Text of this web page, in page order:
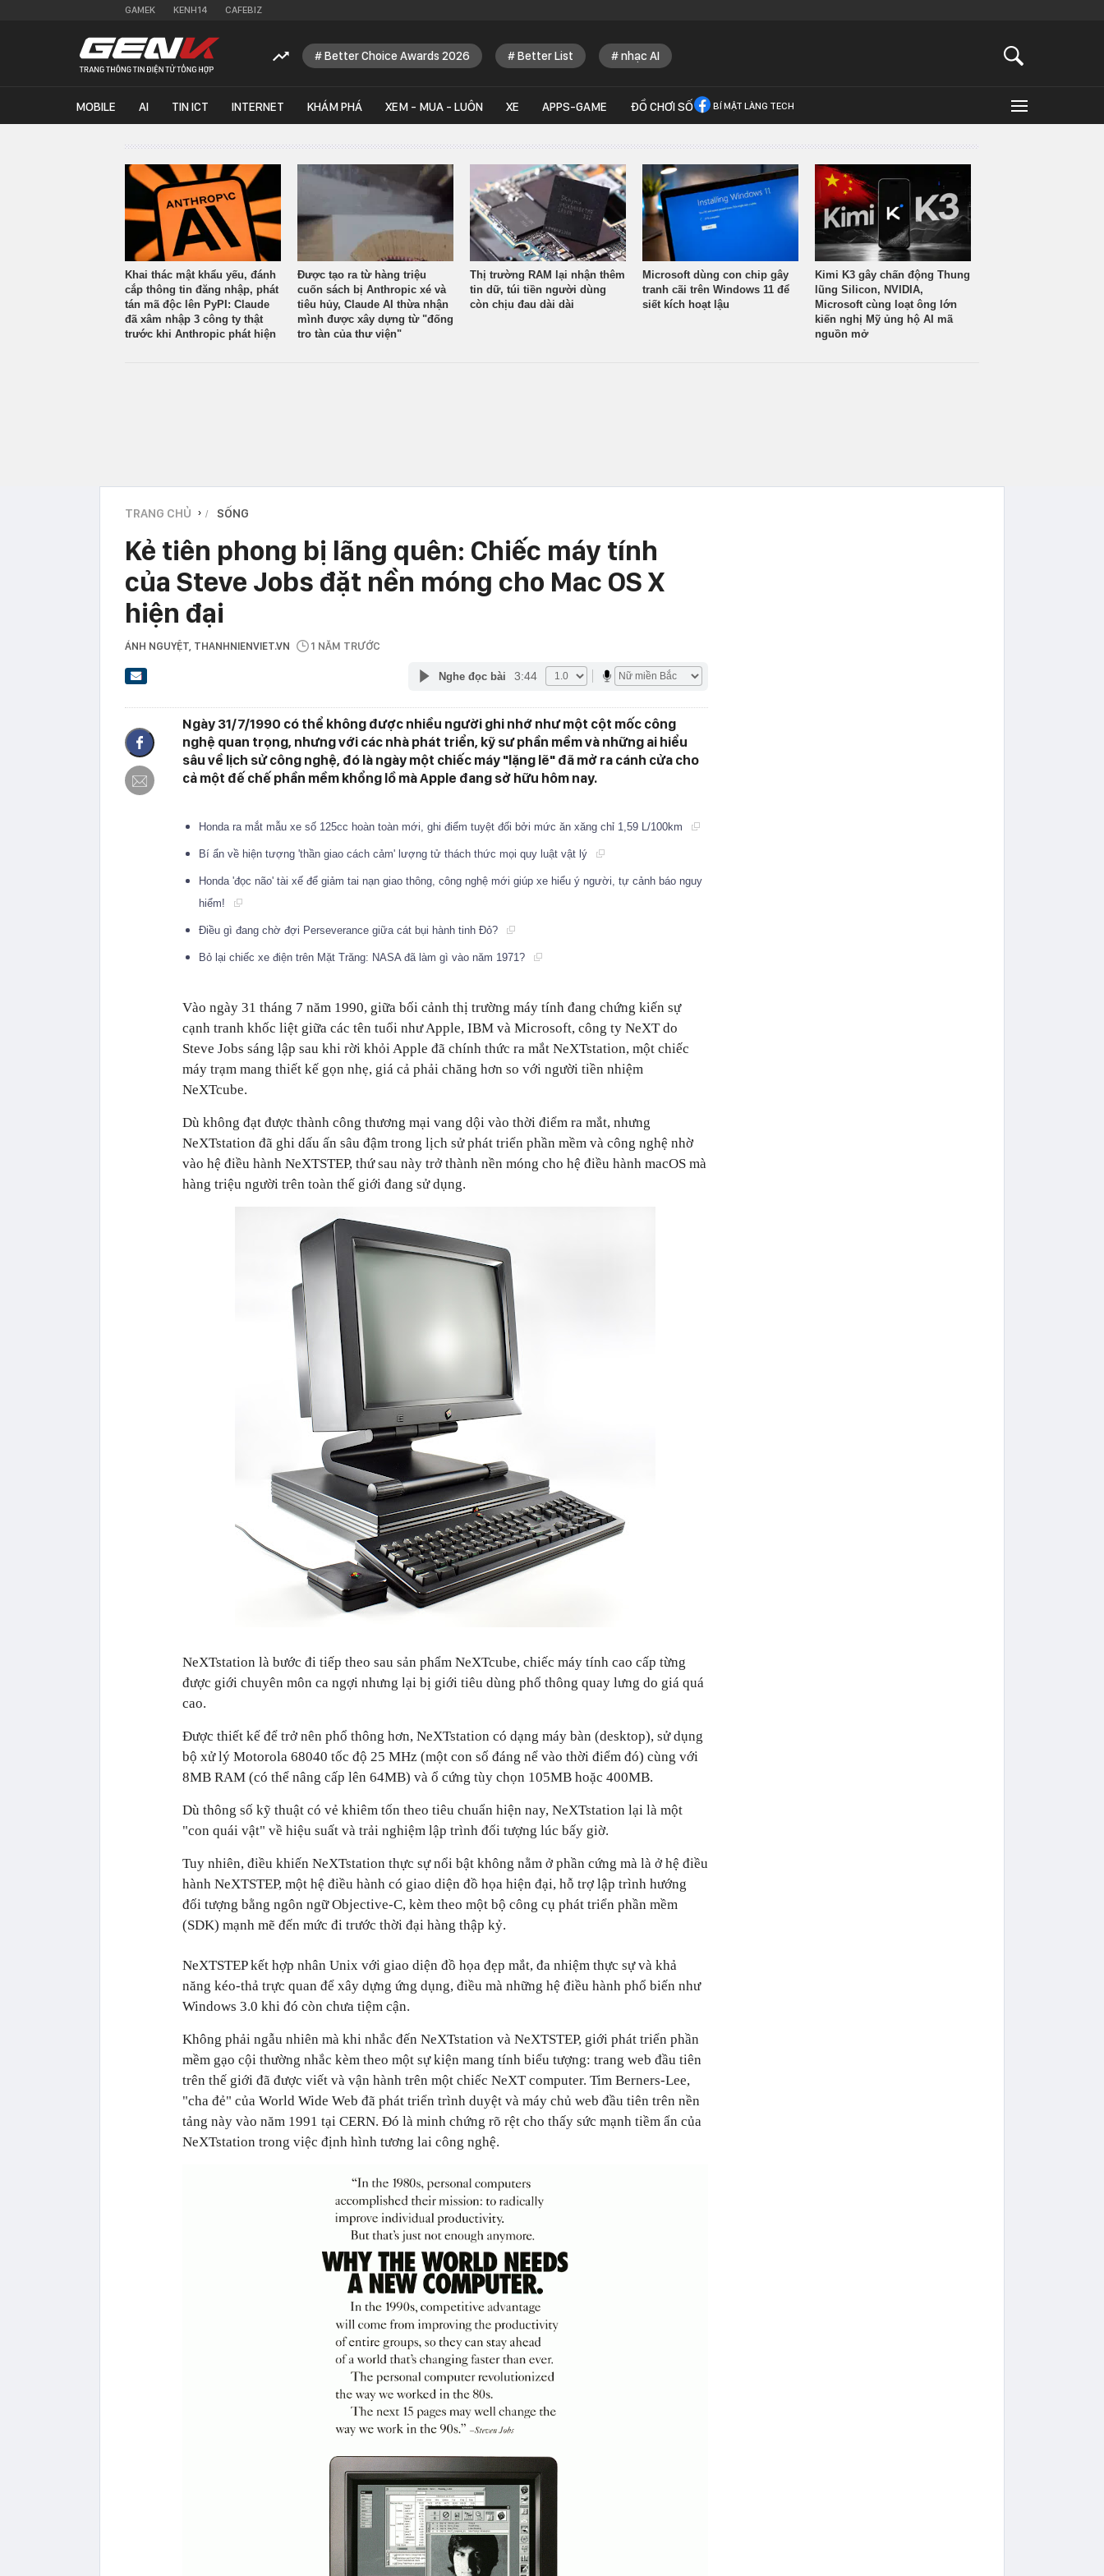
GAMEK KENH14 CAFEBIZ
Better Choice Awards 2026 Better List nhạc AI
MOBILE AI TIN ICT INTERNET KHÁM PHÁ XEM - MUA - LUÔN XE APPS-GAME ĐỒ CHƠI SỐ BÍ MẬT LÀNG TECH
Khai thác mật khẩu yếu, đánh
cắp thông tin đăng nhập, phát
tán mã độc lên PyPI: Claude
đã xâm nhập 3 công ty thật
trước khi Anthropic phát hiện
Được tạo ra từ hàng triệu
cuốn sách bị Anthropic xé và
tiêu hủy, Claude AI thừa nhận
mình được xây dựng từ "đống
tro tàn của thư viện"
Thị trường RAM lại nhận thêm
tin dữ, túi tiền người dùng
còn chịu đau dài dài
Microsoft dùng con chip gây
tranh cãi trên Windows 11 để
siết kích hoạt lậu
Kimi K3 gây chấn động Thung
lũng Silicon, NVIDIA,
Microsoft cùng loạt ông lớn
kiến nghị Mỹ ủng hộ AI mã
nguồn mở
TRANG CHỦ › SỐNG
Kẻ tiên phong bị lãng quên: Chiếc máy tính
của Steve Jobs đặt nền móng cho Mac OS X
hiện đại
ÁNH NGUYỆT , THANHNIENVIET.VN 1 NĂM TRƯỚC
Nghe đọc bài 3:44
Ngày 31/7/1990 có thể không được nhiều người ghi nhớ như một cột mốc công
nghệ quan trọng, nhưng với các nhà phát triển, kỹ sư phần mềm và những ai hiểu
sâu về lịch sử công nghệ, đó là ngày một chiếc máy "lặng lẽ" đã mở ra cánh cửa cho
cả một đế chế phần mềm khổng lồ mà Apple đang sở hữu hôm nay.
Honda ra mắt mẫu xe số 125cc hoàn toàn mới, ghi điểm tuyệt đối bởi mức ăn xăng chỉ 1,59 L/100km
Bí ẩn về hiện tượng 'thần giao cách cảm' lượng tử thách thức mọi quy luật vật lý
Honda 'đọc não' tài xế để giảm tai nạn giao thông, công nghệ mới giúp xe hiểu ý người, tự cảnh báo nguy
hiểm!
Điều gì đang chờ đợi Perseverance giữa cát bụi hành tinh Đỏ?
Bỏ lại chiếc xe điện trên Mặt Trăng: NASA đã làm gì vào năm 1971?
Vào ngày 31 tháng 7 năm 1990, giữa bối cảnh thị trường máy tính đang chứng kiến sự
cạnh tranh khốc liệt giữa các tên tuổi như Apple, IBM và Microsoft, công ty NeXT do
Steve Jobs sáng lập sau khi rời khỏi Apple đã chính thức ra mắt NeXTstation, một chiếc
máy trạm mang thiết kế gọn nhẹ, giá cả phải chăng hơn so với người tiền nhiệm
NeXTcube.
Dù không đạt được thành công thương mại vang dội vào thời điểm ra mắt, nhưng
NeXTstation đã ghi dấu ấn sâu đậm trong lịch sử phát triển phần mềm và công nghệ nhờ
vào hệ điều hành NeXTSTEP, thứ sau này trở thành nền móng cho hệ điều hành macOS mà
hàng triệu người trên toàn thế giới đang sử dụng.
NeXTstation là bước đi tiếp theo sau sản phẩm NeXTcube, chiếc máy tính cao cấp từng
được giới chuyên môn ca ngợi nhưng lại bị giới tiêu dùng phổ thông quay lưng do giá quá
cao.
Được thiết kế để trở nên phổ thông hơn, NeXTstation có dạng máy bàn (desktop), sử dụng
bộ xử lý Motorola 68040 tốc độ 25 MHz (một con số đáng nể vào thời điểm đó) cùng với
8MB RAM (có thể nâng cấp lên 64MB) và ổ cứng tùy chọn 105MB hoặc 400MB.
Dù thông số kỹ thuật có vẻ khiêm tốn theo tiêu chuẩn hiện nay, NeXTstation lại là một
"con quái vật" về hiệu suất và trải nghiệm lập trình đối tượng lúc bấy giờ.
Tuy nhiên, điều khiến NeXTstation thực sự nổi bật không nằm ở phần cứng mà là ởhệ điều
hành NeXTSTEP, một hệ điều hành có giao diện đồ họa hiện đại, hỗ trợ lập trình hướng
đối tượng bằng ngôn ngữ Objective-C, kèm theo một bộ công cụ phát triển phần mềm
(SDK) mạnh mẽ đến mức đi trước thời đại hàng thập kỷ.
NeXTSTEP kết hợp nhân Unix với giao diện đồ họa đẹp mắt, đa nhiệm thực sự và khả
năng kéo-thả trực quan để xây dựng ứng dụng, điều mà những hệ điều hành phổ biến như
Windows 3.0 khi đó còn chưa tiệm cận.
Không phải ngẫu nhiên mà khi nhắc đến NeXTstation và NeXTSTEP, giới phát triển phần
mềm gạo cội thường nhắc kèm theo một sự kiện mang tính biểu tượng: trang web đầu tiên
trên thế giới đã được viết và vận hành trên một chiếc NeXT computer. Tim Berners-Lee,
"cha đẻ" của World Wide Web đã phát triển trình duyệt và máy chủ web đầu tiên trên nền
tảng này vào năm 1991 tại CERN. Đó là minh chứng rõ rệt cho thấy sức mạnh tiềm ẩn của
NeXTstation trong việc định hình tương lai công nghệ.